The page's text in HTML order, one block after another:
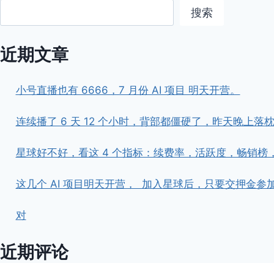
搜索
近期文章
小号直播也有 6666，7 月份 AI 项目 明天开营。
连续播了 6 天 12 个小时，背部都僵硬了，昨天晚上落
星球好不好，看这 4 个指标：续费率，活跃度，畅销
这几个 AI 项目明天开营， ​ ​加入星球后，只要交押金
对
近期评论